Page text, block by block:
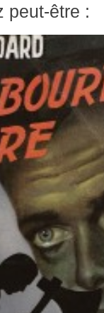
peut-être :